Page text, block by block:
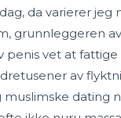
da varierer jeg
grunnleggeren
vet at fattige
av
muslimske dating